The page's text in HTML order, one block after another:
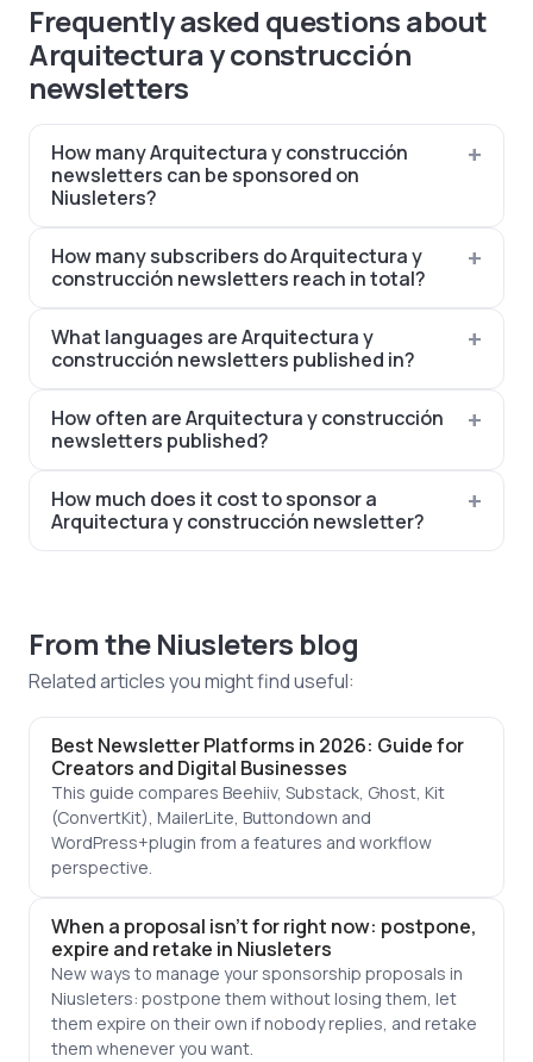
Frequently asked questions about
Arquitectura y construcción
newsletters
How many Arquitectura y construcción
newsletters can be sponsored on
Niusleters?
How many subscribers do Arquitectura y
construcción newsletters reach in total?
What languages are Arquitectura y
construcción newsletters published in?
How often are Arquitectura y construcción
newsletters published?
How much does it cost to sponsor a
Arquitectura y construcción newsletter?
From the Niusleters blog
Related articles you might find useful:
Best Newsletter Platforms in 2026: Guide for
Creators and Digital Businesses
This guide compares Beehiiv, Substack, Ghost, Kit
(ConvertKit), MailerLite, Buttondown and
WordPress+plugin from a features and workflow
perspective.
When a proposal isn't for right now: postpone,
expire and retake in Niusleters
New ways to manage your sponsorship proposals in
Niusleters: postpone them without losing them, let
them expire on their own if nobody replies, and retake
them whenever you want.